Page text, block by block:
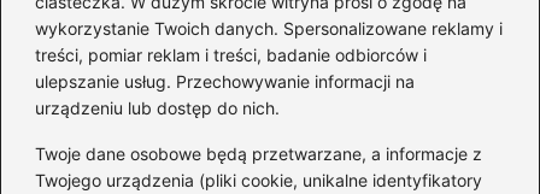
wykorzystanie Twoich danych. Spersonalizowane reklamy i
treści, pomiar reklam i treści, badanie odbiorców i
ulepszanie usług. Przechowywanie informacji na
urządzeniu lub dostęp do nich.
Twoje dane osobowe będą przetwarzane, a informacje z
Twojego urządzenia (pliki cookie, unikalne identyfikatory